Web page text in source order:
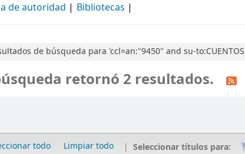
de autoridad Bibliotecas
de búsqueda para 'ccl=an:"9450" and su-
retornó 2 resultados.
todo Limpiar todo Seleccionar títulos para: